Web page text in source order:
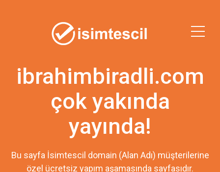
ibrahimbiradli.com
çok yakında
yayında!
Bu sayfa İsimtescil domain (Alan Adı) müşterilerine
özel ücretsiz yapım aşamasında sayfasıdır.